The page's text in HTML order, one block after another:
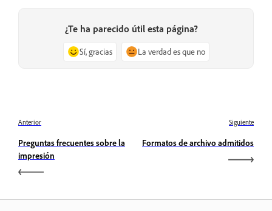
¿Te ha parecido útil esta página?
Sí, gracias La verdad es que no
Anterior
Preguntas frecuentes sobre la
impresión
Siguiente
Formatos de archivo admitidos